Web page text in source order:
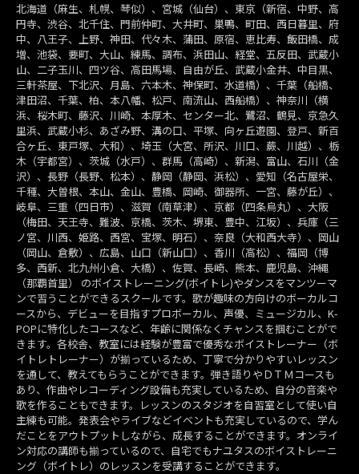
北海道（麻生、札幌、琴似）、宮城（仙台）、東京（新宿、中野、高
円寺、渋谷、北千住、門前仲町、大井町、巣鴨、町田、西日暮里、府
中、八王子、上野、神田、代々木、蒲田、原宿、恵比寿、飯田橋、成
増、池袋、要町、大山、練馬、調布、浜田山、経堂、五反田、武蔵小
山、二子玉川、四ツ谷、高田馬場、自由が丘、武蔵小金井、中目黒、
三軒茶屋、下北沢、月島、六本木、神保町、水道橋）、千葉（船橋、
津田沼、千葉、柏、本八幡、松戸、南流山、西船橋）、神奈川（横
浜、桜木町、藤沢、川崎、本厚木、センター北、鷺沼、鶴見、京急久
里浜、武蔵小杉、あざみ野、溝の口、平塚、向ヶ丘遊園、登戸、新百
合ヶ丘、東戸塚、大和）、埼玉（大宮、所沢、川口、蕨、川越）、栃
木（宇都宮）、茨城（水戸）、群馬（高崎）、新潟、富山、石川（金
沢）、長野（長野、松本）、静岡（静岡、浜松）、愛知（名古屋栄、
千種、大曽根、本山、金山、豊橋、岡崎、御器所、一宮、藤が丘）、
岐阜、三重（四日市）、滋賀（南草津）、京都（四条烏丸）、大阪
（梅田、天王寺、難波、京橋、茨木、堺東、豊中、江坂）、兵庫（三
ノ宮、川西、姫路、西宮、宝塚、明石）、奈良（大和西大寺）、岡山
（岡山、倉敷）、広島、山口（新山口）、香川（高松）、福岡（博
多、西新、北九州小倉、大橋）、佐賀、長崎、熊本、鹿児島、沖縄
（那覇首里） のボイストレーニング(ボイトレ)やダンスをマンツーマ
ンで習うことができるスクールです。歌が趣味の方向けのボーカルコ
ースから、デビューを目指すプロボーカル、声優、ミュージカル、K-
POPに特化したコースなど、年齢に関係なくチャンスを掴むことがで
きます。各校舎、教室には経験が豊富で優秀なボイストレーナー（ボ
イトレトレーナー）が揃っているため、丁寧で分かりやすいレッスン
を通して、教えてもらうことができます。弾き語りやＤＴＭコースも
あり、作曲やレコーディング設備も充実しているため、自分の音楽や
歌を作ることもできます。レッスンのスタジオを自習室として使い自
主練も可能。発表会やライブなどイベントも充実しているので、学ん
だことをアウトプットしながら、成長することができます。オンライ
ン対応の講師も揃っているので、自宅でもナユタスのボイストレーニ
ング（ボイトレ）のレッスンを受講することができます。